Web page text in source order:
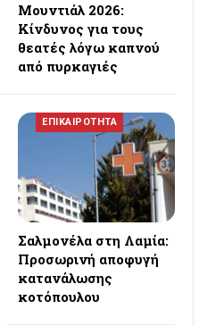
Μουντιάλ 2026:
Κίνδυνος για τους
θεατές λόγω καπνού
από πυρκαγιές
ΕΠΙΚΑΙΡΟΤΗΤΑ
Σαλμονέλα στη Λαμία:
Προσωρινή αποφυγή
κατανάλωσης
κοτόπουλου